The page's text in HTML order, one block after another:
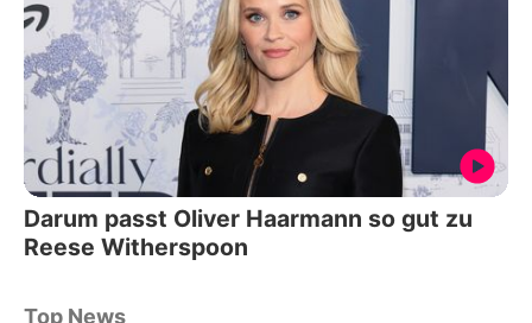
Darum passt Oliver Haarmann so gut zu
Reese Witherspoon
Top News